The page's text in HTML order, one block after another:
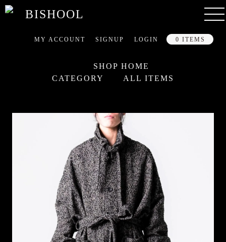
MY ACCOUNT SIGNUP LOGIN 0 ITEMS
SHOP HOME
CATEGORY
ALL ITEMS